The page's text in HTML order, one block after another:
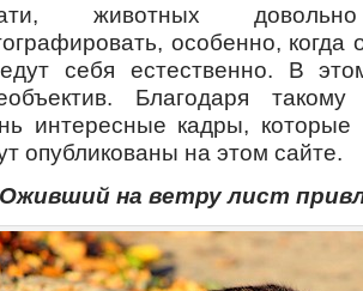
животных
особенно,
себя естественно. В
Благодаря
интересные кадры,
опубликованы на этом сайте.
Оживший на ветру лист